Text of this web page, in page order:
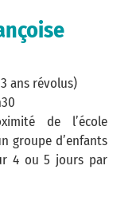
ans révolus)
de l’école
groupe d’enfants
4 ou 5 jours par